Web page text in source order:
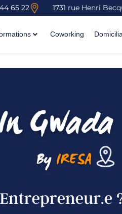
65 22 1731 rue Henri
Coworking